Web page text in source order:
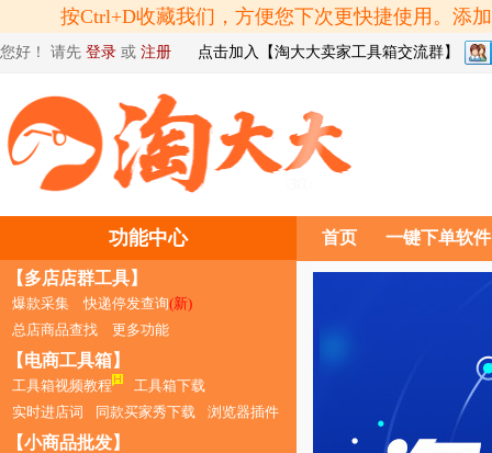
按Ctrl+D收藏我们，方便您下次更快捷使用。添
您好！ 请先 登录 或 注册 点击加入【淘大大卖家工具箱交流群】
功能中心 首页 一键下单软件
【多店店群工具】
爆款采集 快递停发查询(新)
总店商品查找
更多功能
【电商工具箱】
工具箱视频教程
工具箱下载
实时进店词
同款买家秀下载 浏览器插件
【小商品批发】